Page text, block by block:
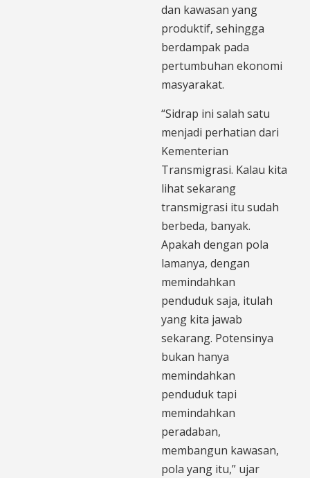
dan kawasan yang
produktif, sehingga
berdampak pada
pertumbuhan ekonomi
masyarakat.
“Sidrap ini salah satu
menjadi perhatian dari
Kementerian
Transmigrasi. Kalau kita
lihat sekarang
transmigrasi itu sudah
berbeda, banyak.
Apakah dengan pola
lamanya, dengan
memindahkan
penduduk saja, itulah
yang kita jawab
sekarang. Potensinya
bukan hanya
memindahkan
penduduk tapi
memindahkan
peradaban,
membangun kawasan,
pola yang itu,” ujar